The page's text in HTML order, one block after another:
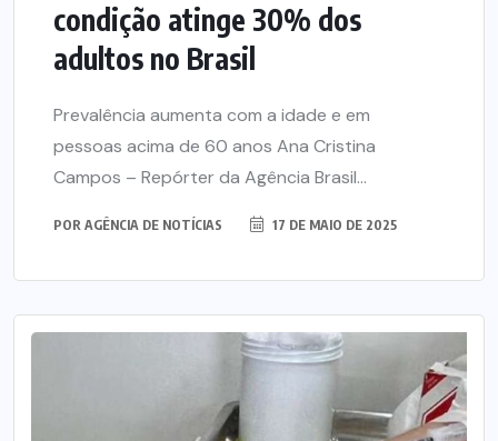
condição atinge 30% dos
adultos no Brasil
Prevalência aumenta com a idade e em
pessoas acima de 60 anos Ana Cristina
Campos – Repórter da Agência Brasil...
POR AGÊNCIA DE NOTÍCIAS 17 DE MAIO DE 2025